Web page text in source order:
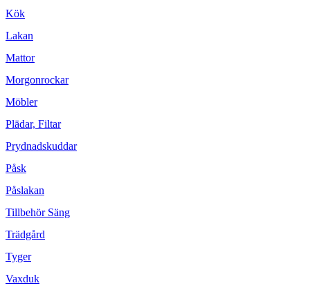
Kök
Lakan
Mattor
Morgonrockar
Möbler
Plädar, Filtar
Prydnadskuddar
Påsk
Påslakan
Tillbehör Säng
Trädgård
Tyger
Vaxduk